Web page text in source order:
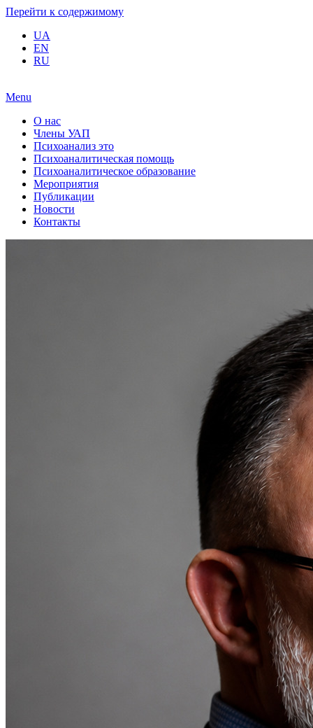
Перейти к содержимому
UA
EN
RU
Menu
О нас
Члены УАП
Психоанализ это
Психоаналитическая помощь
Психоаналитическое образование
Мероприятия
Публикации
Новости
Контакты